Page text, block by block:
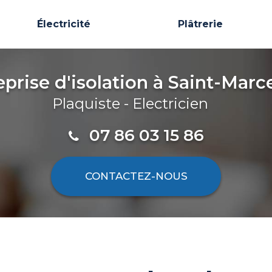
Électricité Plâtrerie
d'isolation à Saint-
Plaquiste - Electricien
07 86 03 15 86
CONTACTEZ-NOUS